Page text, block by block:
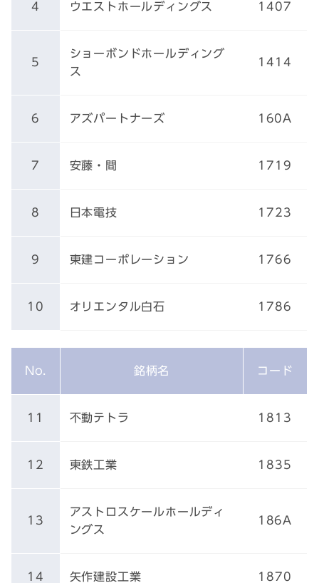
4 ウエストホールディングス 1407
5
ショーボンドホールディング
ス
1414
6 アズパートナーズ 160A
7 安藤・間 1719
8 日本電技 1723
9 東建コーポレーション 1766
10 オリエンタル白石 1786
No. 銘柄名 コード
11 不動テトラ 1813
12 東鉄工業 1835
13
アストロスケールホールディ
ングス
186A
14 矢作建設工業 1870